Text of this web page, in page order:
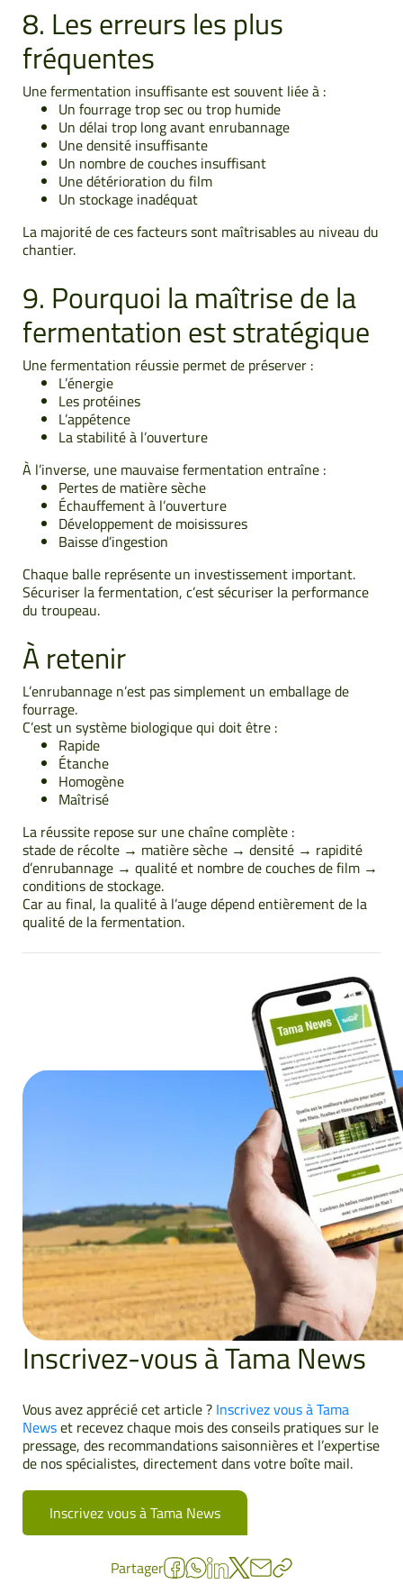
8. Les erreurs les plus
fréquentes
Une fermentation insuffisante est souvent liée à :
Un fourrage trop sec ou trop humide
Un délai trop long avant enrubannage
Une densité insuffisante
Un nombre de couches insuffisant
Une détérioration du film
Un stockage inadéquat
La majorité de ces facteurs sont maîtrisables au niveau du
chantier.
9. Pourquoi la maîtrise de la
fermentation est stratégique
Une fermentation réussie permet de préserver :
L’énergie
Les protéines
L’appétence
La stabilité à l’ouverture
À l’inverse, une mauvaise fermentation entraîne :
Pertes de matière sèche
Échauffement à l’ouverture
Développement de moisissures
Baisse d’ingestion
Chaque balle représente un investissement important.
Sécuriser la fermentation, c’est sécuriser la performance
du troupeau.
À retenir
L’enrubannage n’est pas simplement un emballage de
fourrage.
C’est un système biologique qui doit être :
Rapide
Étanche
Homogène
Maîtrisé
La réussite repose sur une chaîne complète :
stade de récolte → matière sèche → densité → rapidité
d’enrubannage → qualité et nombre de couches de film →
conditions de stockage.
Car au final, la qualité à l’auge dépend entièrement de la
qualité de la fermentation.
Inscrivez-vous à Tama News
Vous avez apprécié cet article ? Inscrivez vous à Tama
Newset recevez chaque mois des conseils pratiques sur le
pressage, des recommandations saisonnières et l’expertise
de nos spécialistes, directement dans votre boîte mail.
Inscrivez vous à Tama News
Partager